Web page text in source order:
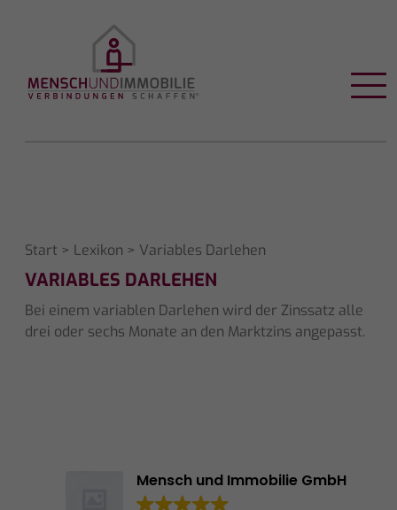
Start > Lexikon > Variables Darlehen
VARIABLES DARLEHEN
Bei einem variablen Darlehen wird der Zinssatz alle
drei oder sechs Monate an den Marktzins angepasst.
Mensch und Immobilie GmbH